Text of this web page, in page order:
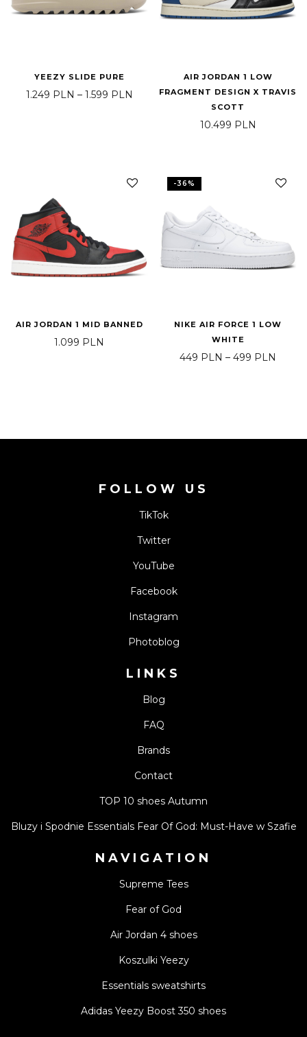
YEEZY SLIDE PURE
1.249 PLN – 1.599 PLN Price range: 1.249 PLN through
AIR JORDAN 1 LOW
FRAGMENT DESIGN X TRAVIS
SCOTT
10.499 PLN
AIR JORDAN 1 MID BANNED
1.099 PLN
-36%
NIKE AIR FORCE 1 LOW
WHITE
449 PLN – 499 PLN
FOLLOW US
TikTok
Twitter
YouTube
Facebook
Instagram
Photoblog
LINKS
Blog
FAQ
Brands
Contact
TOP 10 shoes Autumn
Bluzy i Spodnie Essentials Fear Of God: Must-Have w Szafie
NAVIGATION
Supreme Tees
Fear of God
Air Jordan 4 shoes
Koszulki Yeezy
Essentials sweatshirts
Adidas Yeezy Boost 350 shoes